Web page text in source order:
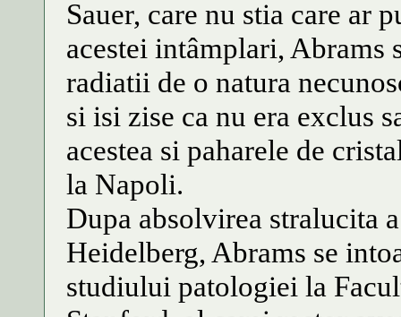
Sauer, care nu stia care ar
acestei intâmplari, Abrams
radiatii de o natura
si isi zise ca nu era exclus
acestea si paharele de
la Napoli.
Dupa absolvirea stralucita
Heidelberg, Abrams se
studiului patologiei la